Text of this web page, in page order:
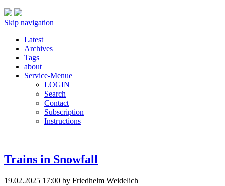
Skip navigation
Latest
Archives
Tags
about
Service-Menue
LOGIN
Search
Contact
Subscription
Instructions
Trains in Snowfall
19.02.2025 17:00 by Friedhelm Weidelich